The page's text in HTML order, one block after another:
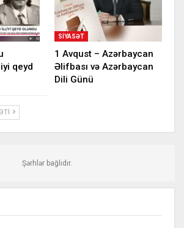
qeyd
SIYASƏT
1 Avqust – Azərbaycan
Əlifbası və Azərbaycan
Dili Günü
Şərhlər bağlıdır.